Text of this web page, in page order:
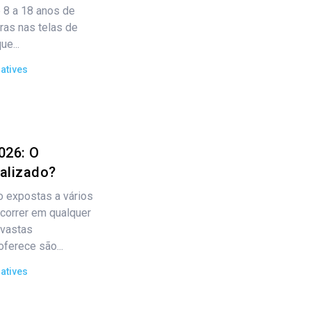
a 18 anos de
nas telas de
O
expostas a vários
em qualquer
são...